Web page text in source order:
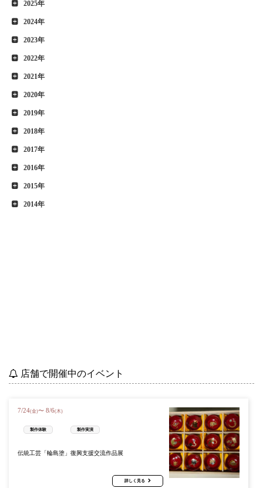
2025年
2024年
2023年
2022年
2021年
2020年
2019年
2018年
2017年
2016年
2015年
2014年
店舗で開催中のイベント
7/24(金)〜 8/6(木)
製作体験 製作実演
伝統工芸「輪島塗」復興支援交流作品展
詳しく見る